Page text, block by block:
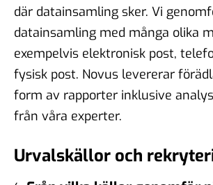
där datainsamling sker. Vi
datainsamling med många olika
exempelvis elektronisk post,
fysisk post. Novus levererar
form av rapporter inklusive
från våra experter.
Urvalskällor och